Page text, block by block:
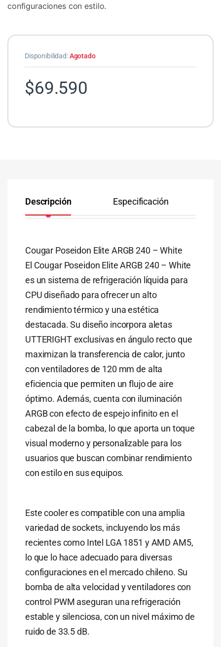
configuraciones con estilo.
Disponibilidad:Agotado
$69.590
Descripción Especificación
Cougar Poseidon Elite ARGB 240 – White
El Cougar Poseidon Elite ARGB 240 – White
es un sistema de refrigeración líquida para
CPU diseñado para ofrecer un alto
rendimiento térmico y una estética
destacada. Su diseño incorpora aletas
UTTERIGHT exclusivas en ángulo recto que
maximizan la transferencia de calor, junto
con ventiladores de 120 mm de alta
eficiencia que permiten un flujo de aire
óptimo. Además, cuenta con iluminación
ARGB con efecto de espejo infinito en el
cabezal de la bomba, lo que aporta un toque
visual moderno y personalizable para los
usuarios que buscan combinar rendimiento
con estilo en sus equipos.
Este cooler es compatible con una amplia
variedad de sockets, incluyendo los más
recientes como Intel LGA 1851 y AMD AM5,
lo que lo hace adecuado para diversas
configuraciones en el mercado chileno. Su
bomba de alta velocidad y ventiladores con
control PWM aseguran una refrigeración
estable y silenciosa, con un nivel máximo de
ruido de 33.5 dB.